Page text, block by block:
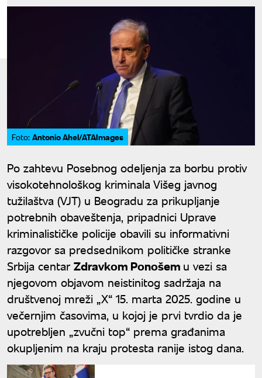
Foto: Antonio Ahel/ATAImages
Po zahtevu Posebnog odeljenja za borbu protiv
visokotehnološkog kriminala Višeg javnog
tužilaštva (VJT) u Beogradu za prikupljanje
potrebnih obaveštenja, pripadnici Uprave
kriminalističke policije obavili su informativni
razgovor sa predsednikom političke stranke
Srbija centarZdravkom Ponošem u vezi sa
njegovom objavom neistinitog sadržaja na
društvenoj mreži „X“ 15. marta 2025. godine u
večernjim časovima, u kojoj je prvi tvrdio da je
upotrebljen „zvučni top“ prema građanima
okupljenim na kraju protesta ranije istog dana.